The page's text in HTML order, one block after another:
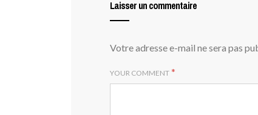
Laisser un commentaire
Votre adresse e-mail ne sera pas
YOUR COMMENT *